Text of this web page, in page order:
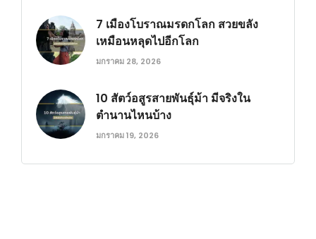
7 เมืองโบราณมรดกโลก สวยขลัง
เหมือนหลุดไปอีกโลก
มกราคม 28, 2026
10 สัตว์อสูรสายพันธุ์ม้า มีจริงใน
ตำนานไหนบ้าง
มกราคม 19, 2026